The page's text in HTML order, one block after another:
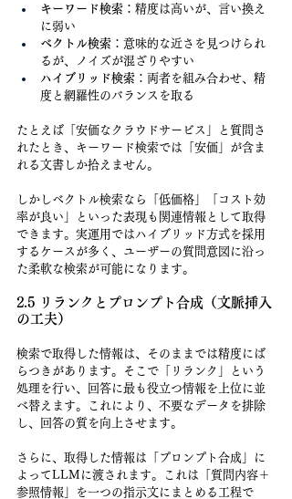
キーワード検索 ：精度は高いが、言い換え
に弱い
ベクトル検索 ：意味的な近さを見つけられ
るが、ノイズが混ざりやすい
ハイブリッド検索 ：両者を組み合わせ、精
度と網羅性のバランスを取る
たとえば「安価なクラウドサービス」と質問さ
れたとき、キーワード検索では「安価」が含ま
れる文書しか拾えません。
しかしベクトル検索なら「低価格」「コスト効
率が良い」といった表現も関連情報として取得
できます。実運用ではハイブリッド方式を採用
するケースが多く、ユーザーの質問意図に沿っ
た柔軟な検索が可能になります。
2.5 リランクとプロンプト合成（文脈挿入
の工夫）
検索で取得した情報は、そのままでは精度にば
らつきがあります。そこで「リランク」という
処理を行い、回答に最も役立つ情報を上位に並
べ替えます。これにより、不要なデータを排除
し、回答の質を向上させます。
さらに、取得した情報は「プロンプト合成」に
よってLLMに渡されます。これは「質問内容＋
参照情報」を一つの指示文にまとめる工程で